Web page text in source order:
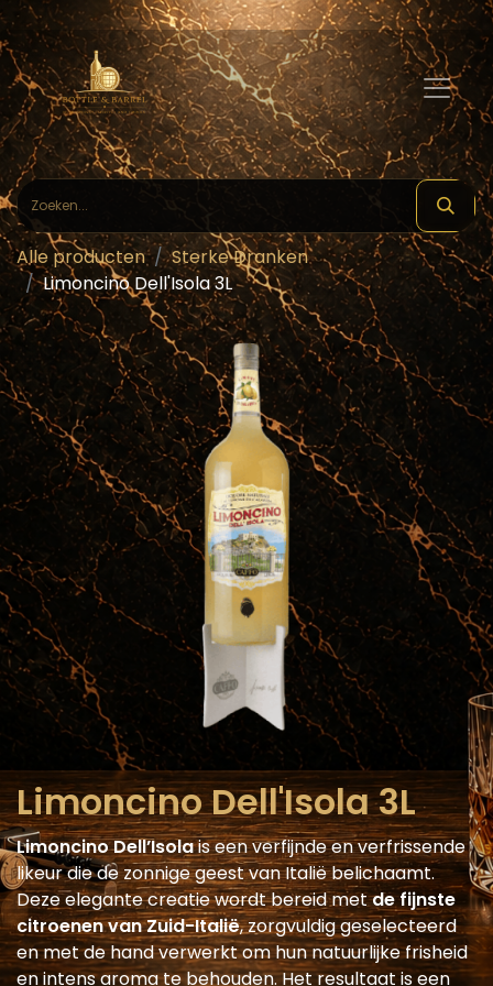
Alle producten
Sterke Dranken
Limoncino Dell'Isola 3L
Limoncino Dell'Isola 3L
Limoncino Dell’Isolais een verfijnde en verfrissende
likeur die de zonnige geest van Italië belichaamt.
Deze elegante creatie wordt bereid metde fijnste
citroenen van Zuid-Italië, zorgvuldig geselecteerd
en met de hand verwerkt om hun natuurlijke frisheid
en intens aroma te behouden. Het resultaat is een